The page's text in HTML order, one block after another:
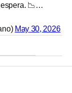
espera. 📉…
May 30, 2026